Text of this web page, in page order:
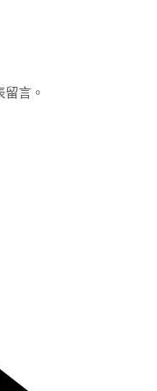
留言。